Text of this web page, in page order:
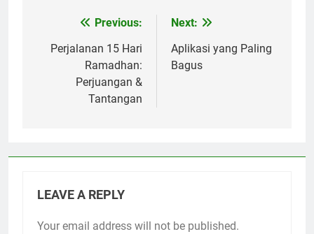
navigation
Previous:
Perjalanan 15 Hari
Ramadhan:
Perjuangan &
Tantangan
Next:
Aplikasi yang Paling
Bagus
LEAVE A REPLY
Your email address will not be published.